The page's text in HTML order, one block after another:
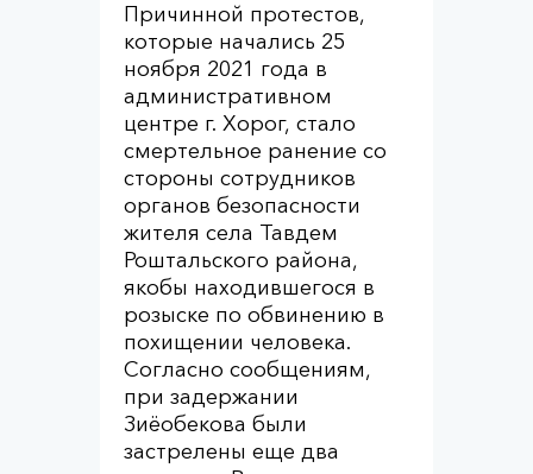
Причинной протестов,
которые начались 25
ноября 2021 года в
административном
центре г. Хорог, стало
смертельное ранение со
стороны сотрудников
органов безопасности
жителя села Тавдем
Роштальского района,
якобы находившегося в
розыске по обвинению в
похищении человека.
Согласно сообщениям,
при задержании
Зиёобекова были
застрелены еще два